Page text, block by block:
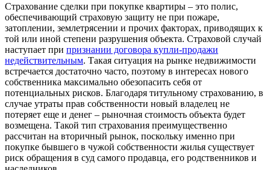
Страхование сделки при покупке квартиры – это полис,
обеспечивающий страховую защиту не при пожаре,
затоплении, землетрясении и прочих факторах, приводящих к
той или иной степени разрушения объекта. Страховой случай
наступает при признании договора купли-продажи
недействительным. Такая ситуация на рынке недвижимости
встречается достаточно часто, поэтому в интересах нового
собственника максимально обезопасить себя от
потенциальных рисков. Благодаря титульному страхованию, в
случае утраты прав собственности новый владелец не
потеряет еще и денег – рыночная стоимость объекта будет
возмещена. Такой тип страхования преимущественно
рассчитан на вторичный рынок, поскольку именно при
покупке бывшего в чужой собственности жилья существует
риск обращения в суд самого продавца, его родственников и